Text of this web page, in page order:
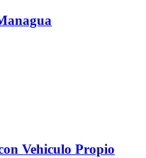
Vehiculo Propio